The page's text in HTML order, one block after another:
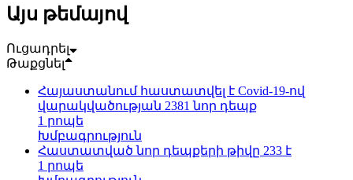
Այս թեմայով
Ուցադրել
Թաքցնել
Հայաստանում հաստատվել է Covid-19-ով
վարակվածության 2381 նոր դեպք
1 րոպե
Խմբագրություն
Հաստատված նոր դեպքերի թիվը 233 է
1 րոպե